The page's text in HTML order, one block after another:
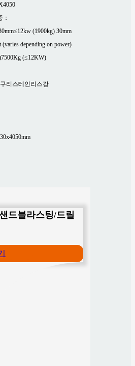
≤12kw (1900kg) 30mm
(varies depending on power)
7500Kg (≤12KW)
구리스테인리스강
드블라스팅/드릴